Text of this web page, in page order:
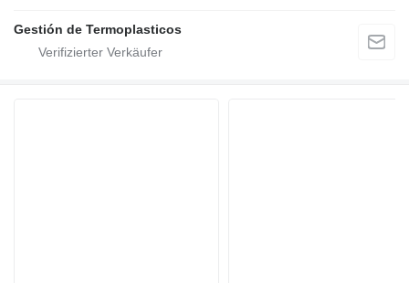
Gestión de Termoplasticos